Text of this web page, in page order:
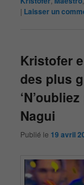
| Laisser un
Kristofer
des plus
Nagui
Publié le 19 avril